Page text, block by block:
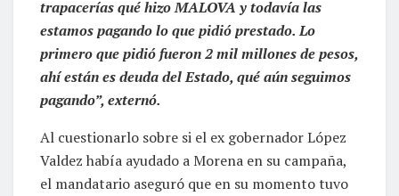
trapacerías qué hizo MALOVA y todavía las
estamos pagando lo que pidió prestado. Lo
primero que pidió fueron 2 mil millones de pesos,
ahí están es deuda del Estado, qué aún seguimos
pagando”, externó.
Al cuestionarlo sobre si el ex gobernador López
Valdez había ayudado a Morena en su campaña,
el mandatario aseguró que en su momento tuvo